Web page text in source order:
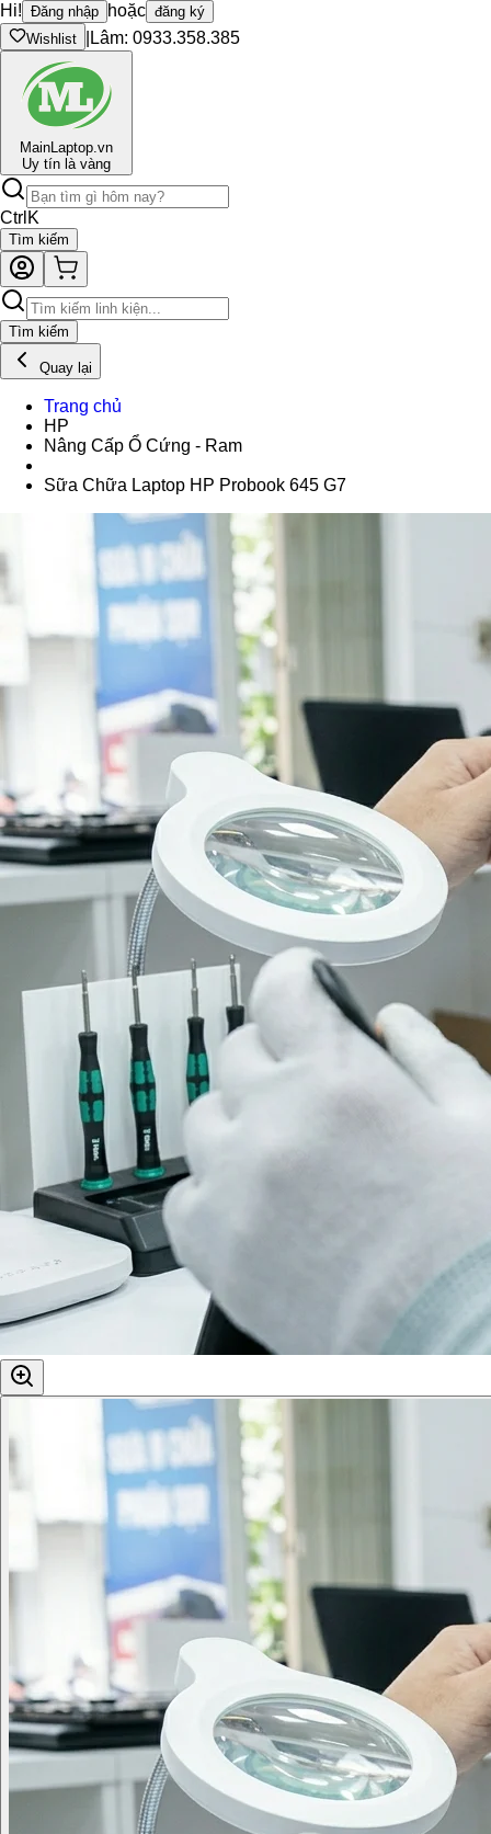
Hi! Đăng nhập hoặc đăng ký
Wishlist
Lâm: 0933.358.385
MainLaptop.vn
Uy tín là vàng
Ctrl K
Tìm kiếm
Tìm kiếm
Quay lại
Trang chủ
HP
Nâng Cấp Ổ Cứng - Ram
Sữa Chữa Laptop HP Probook 645 G7